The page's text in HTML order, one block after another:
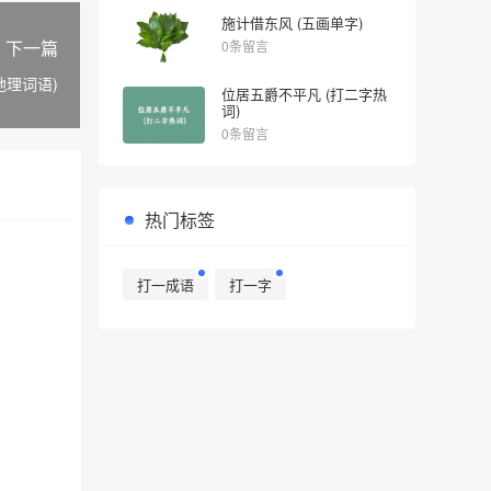
下一篇
理词语)
施计借东风 (五画单字)
0条留言
位居五爵不平凡 (打二字热
词)
0条留言
热门标签
打一成语 打一字